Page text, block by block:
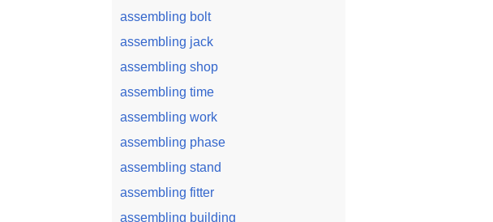
assembling bolt
assembling jack
assembling shop
assembling time
assembling work
assembling phase
assembling stand
assembling fitter
assembling building